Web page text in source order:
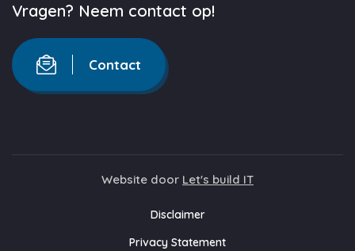
Vragen? Neem contact op!
Contact
Website door Let's build IT
Disclaimer
Privacy Statement